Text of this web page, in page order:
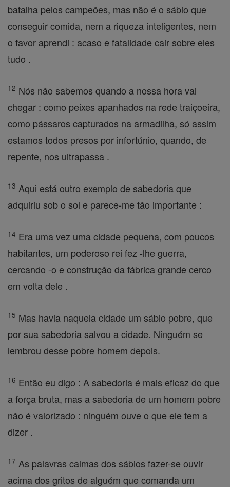
batalha pelos campeões, mas não é o sábio que
conseguir comida, nem a riqueza inteligentes, nem
o favor aprendi : acaso e fatalidade cair sobre eles
tudo .
12 Nós não sabemos quando a nossa hora vai
chegar : como peixes apanhados na rede traiçoeira,
como pássaros capturados na armadilha, só assim
estamos todos presos por infortúnio, quando, de
repente, nos ultrapassa .
13 Aqui está outro exemplo de sabedoria que
adquiriu sob o sol e parece-me tão importante :
14 Era uma vez uma cidade pequena, com poucos
habitantes, um poderoso rei fez -lhe guerra,
cercando -o e construção da fábrica grande cerco
em volta dele .
15 Mas havia naquela cidade um sábio pobre, que
por sua sabedoria salvou a cidade. Ninguém se
lembrou desse pobre homem depois.
16 Então eu digo : A sabedoria é mais eficaz do que
a força bruta, mas a sabedoria de um homem pobre
não é valorizado : ninguém ouve o que ele tem a
dizer .
17 As palavras calmas dos sábios fazer-se ouvir
acima dos gritos de alguém que comanda um